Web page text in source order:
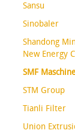
Sansu
Sinobaler
Shandong
New Energy
SMF
STM Group
Tianli Filter
Union